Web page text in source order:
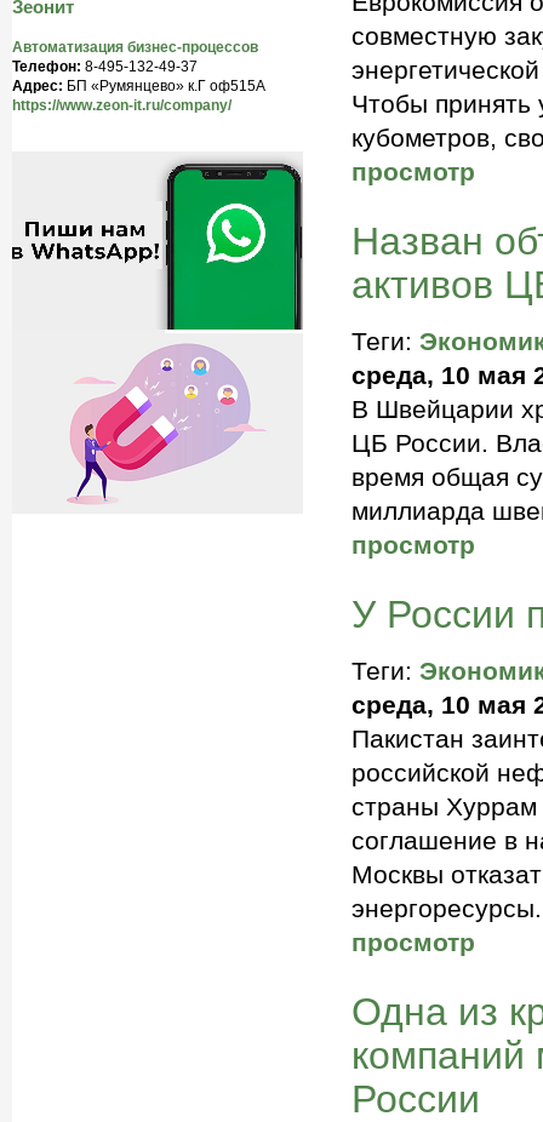
совместную
Чтобы принять
кубометров,
просмотр
Назван
активов
Теги:
среда, 10 мая
В Швейцарии
ЦБ России.
время общая
миллиарда
просмотр
У России
Теги:
среда, 10 мая
Пакистан
российской
страны Хуррам
соглашение в
Москвы
энергоресурсы.
просмотр
Одна из
компаний
России
Зеонит
Автоматизация бизнес-процессов
Телефон: 8-495-132-49-37
Адрес: БП «Румянцево» к.Г оф515A
https://www.zeon-it.ru/company/